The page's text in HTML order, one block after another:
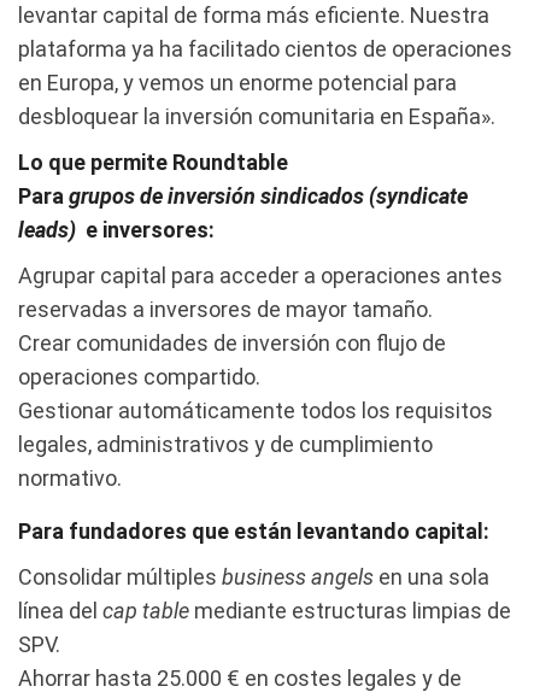
levantar capital de forma más eficiente. Nuestra
plataforma ya ha facilitado cientos de operaciones
en Europa, y vemos un enorme potencial para
desbloquear la inversión comunitaria en España».
Lo que permite Roundtable
Paragrupos de inversión sindicados (syndicate
leads) e inversores:
Agrupar capital para acceder a operaciones antes
reservadas a inversores de mayor tamaño.
Crear comunidades de inversión con flujo de
operaciones compartido.
Gestionar automáticamente todos los requisitos
legales, administrativos y de cumplimiento
normativo.
Para fundadores que están levantando capital:
Consolidar múltiples business angels en una sola
línea del cap table mediante estructuras limpias de
SPV.
Ahorrar hasta 25.000 € en costes legales y de